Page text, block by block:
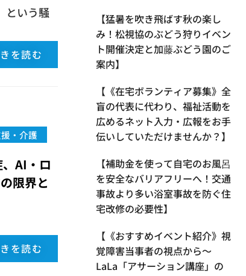
という騒
を読む
・介護
AI・ロ
限界と
を読む
【​猛暑を吹き飛ばす秋の楽し
み！松視協のぶどう狩りイベン
ト開催決定と加藤ぶどう園のご
案内】
【《在宅ボランティア募集》全
盲の代表に代わり、福祉活動を
広めるネット入力・広報をお手
伝いしていただけませんか？】
【補助金を使って自宅のお風呂
を安全なバリアフリーへ！交通
事故より多い浴室事故を防ぐ住
宅改修の必要性】
【《おすすめイベント紹介》視
覚障害当事者の視点から〜
LaLa「アサーション講座」の